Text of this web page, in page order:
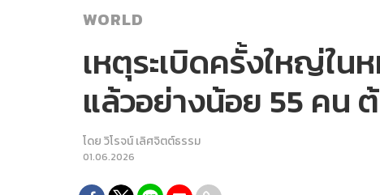
WORLD
เหตุระเบิดครั้งใหญ่ใ
แล้วอย่างน้อย 55 คน
โดยวิโรจน์ เลิศจิตต์ธรรม
01.06.2026